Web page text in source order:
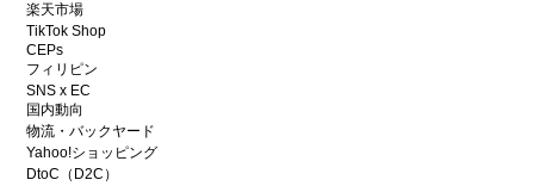
楽天市場
TikTok Shop
CEPs
フィリピン
SNS x EC
国内動向
物流・バックヤード
Yahoo!ショッピング
DtoC（D2C）